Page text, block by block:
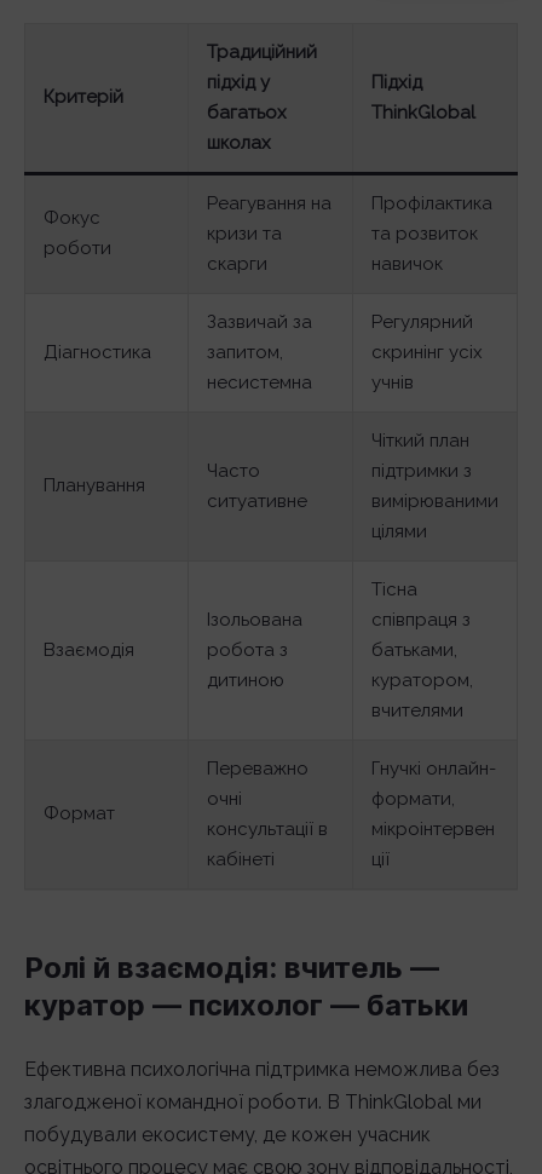
Критерій
Традиційний
підхід у
багатьох
школах
Підхід
ThinkGlobal
Фокус
роботи
Реагування на
кризи та
скарги
Профілактика
та розвиток
навичок
Діагностика
Зазвичай за
запитом,
несистемна
Регулярний
скринінг усіх
учнів
Планування
Часто
ситуативне
Чіткий план
підтримки з
вимірюваними
цілями
Взаємодія
Ізольована
робота з
дитиною
Тісна
співпраця з
батьками,
куратором,
вчителями
Формат
Переважно
очні
консультації в
кабінеті
Гнучкі онлайн-
формати,
мікроінтервен
ції
Ролі й взаємодія: вчитель —
куратор — психолог — батьки
Ефективна психологічна підтримка неможлива без
злагодженої командної роботи. В ThinkGlobal ми
побудували екосистему, де кожен учасник
освітнього процесу має свою зону відповідальності,